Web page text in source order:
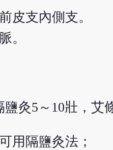
皮支內側支。
。
灸5～10壯，艾
用隔鹽灸法；